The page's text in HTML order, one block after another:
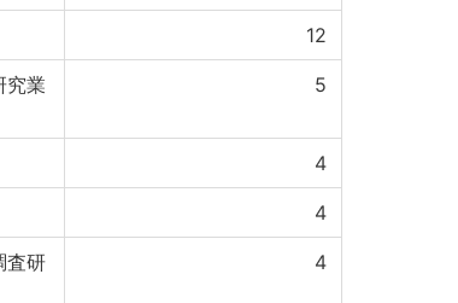
12
究業
5
4
4
査研
4